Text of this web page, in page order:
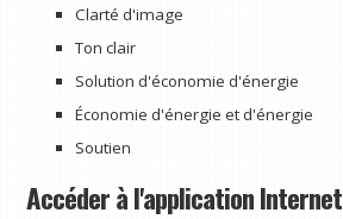
Clarté d'image
Ton clair
Solution d'économie d'énergie
Économie d'énergie et d'énergie
Soutien
Accéder à l'application Internet